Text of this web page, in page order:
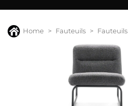
Home Fauteuils Fauteuils